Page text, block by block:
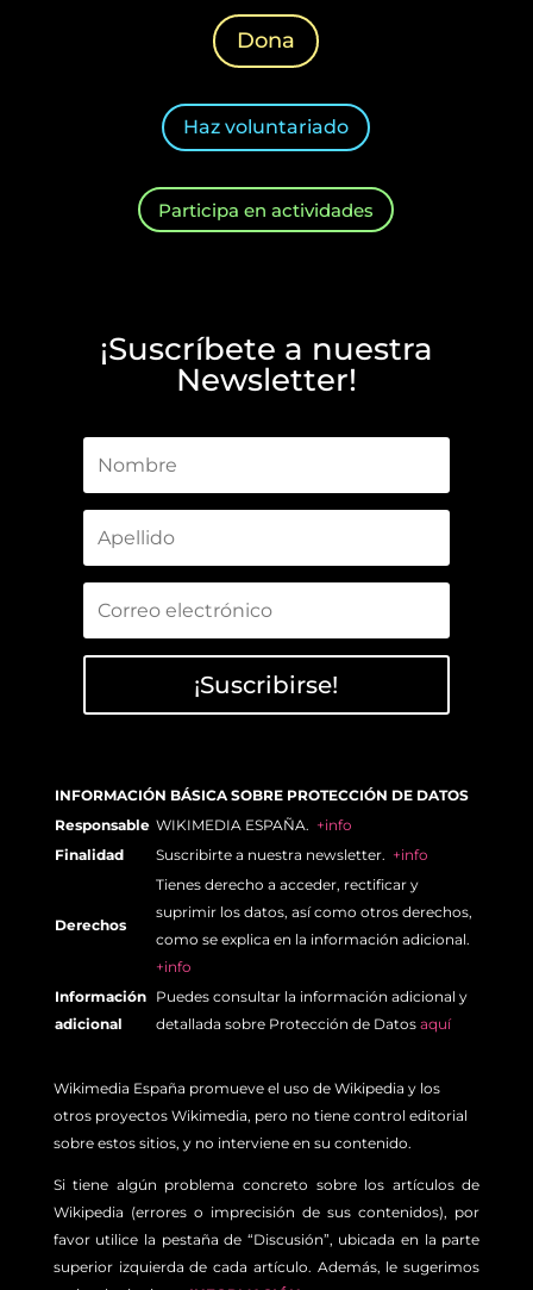
Dona
Haz voluntariado
Participa en actividades
¡Suscríbete a nuestra
Newsletter!
¡Suscribirse!
INFORMACIÓN BÁSICA SOBRE PROTECCIÓN DE DATOS
Responsable WIKIMEDIA ESPAÑA. +info
Finalidad
Suscribirte a nuestra newsletter. +info
Derechos
Tienes derecho a acceder, rectificar y
suprimir los datos, así como otros derechos,
como se explica en la información adicional.
+info
Información
adicional
Puedes consultar la información adicional y
detallada sobre Protección de Datos aquí
Wikimedia España promueve el uso de Wikipedia y los
otros proyectos Wikimedia, pero no tiene control editorial
sobre estos sitios, y no interviene en su contenido.
Si tiene algún problema concreto sobre los artículos de
Wikipedia (errores o imprecisión de sus contenidos), por
favor utilice la pestaña de “Discusión”, ubicada en la parte
superior izquierda de cada artículo. Además, le sugerimos